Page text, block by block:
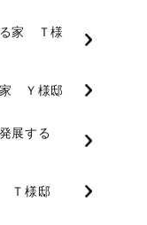
る家 Ｔ様
家 Ｙ様邸
展する
Ｔ様邸